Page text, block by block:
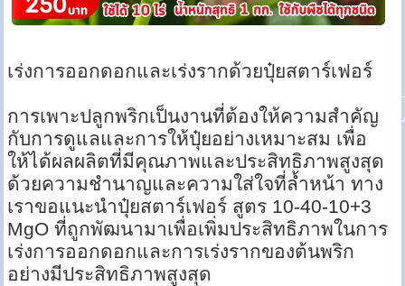
เร่งการออกดอกและเร่งรากด้วยปุ๋ยสตาร์เฟอร์
การเพาะปลูกพริกเป็นงานที่ต้องให้ความสำคัญ
กับการดูแลและการให้ปุ๋ยอย่างเหมาะสม เพื่อ
ให้ได้ผลผลิตที่มีคุณภาพและประสิทธิภาพสูงสุด
ด้วยความชำนาญและความใส่ใจที่ล้ำหน้า ทาง
เราขอแนะนำปุ๋ยสตาร์เฟอร์ สูตร 10-40-10+3
MgO ที่ถูกพัฒนามาเพื่อเพิ่มประสิทธิภาพในการ
เร่งการออกดอกและการเร่งรากของต้นพริก
อย่างมีประสิทธิภาพสูงสุด